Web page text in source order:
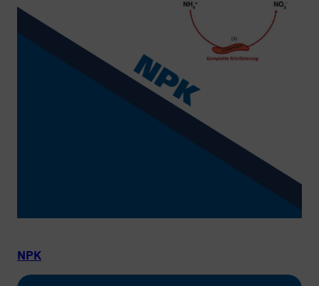
NPK